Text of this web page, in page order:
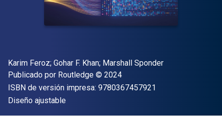
Autor(es)
Karim Feroz; Gohar F. Khan; Marshall Sponder
Editor
Publicado por Routledge Copyright
© 2024
ISBN de versión impresa: 9780367457921
Formato
Diseño ajustable